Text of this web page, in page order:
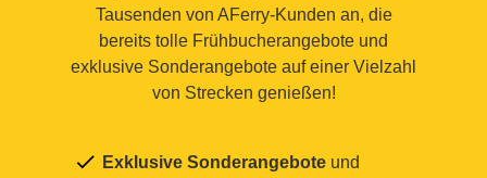
Tausenden von AFerry-Kunden an, die
bereits tolle Frühbucherangebote und
exklusive Sonderangebote auf einer Vielzahl
von Strecken genießen!
Exklusive Sonderangebote und